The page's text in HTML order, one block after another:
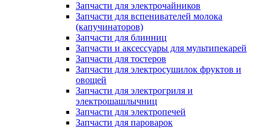
Запчасти для электрочайников
Запчасти для вспенивателей молока
(капучинаторов)
Запчасти для блинниц
Запчасти и аксессуары для мультипекарей
Запчасти для тостеров
Запчасти для электросушилок фруктов и
овощей
Запчасти для электрогриля и
электрошашлычниц
Запчасти для электропечей
Запчасти для пароварок